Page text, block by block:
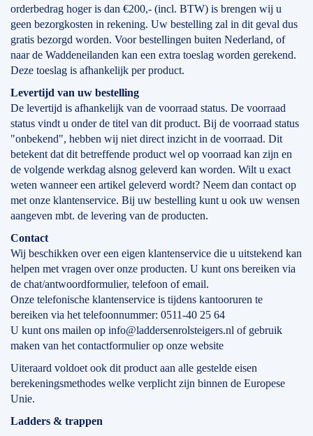
orderbedrag hoger is dan €200,- (incl. BTW) is brengen wij u
geen bezorgkosten in rekening. Uw bestelling zal in dit geval dus
gratis bezorgd worden. Voor bestellingen buiten Nederland, of
naar de Waddeneilanden kan een extra toeslag worden gerekend.
Deze toeslag is afhankelijk per product.
Levertijd van uw bestelling
De levertijd is afhankelijk van de voorraad status. De voorraad
status vindt u onder de titel van dit product. Bij de voorraad status
"onbekend", hebben wij niet direct inzicht in de voorraad. Dit
betekent dat dit betreffende product wel op voorraad kan zijn en
de volgende werkdag alsnog geleverd kan worden. Wilt u exact
weten wanneer een artikel geleverd wordt? Neem dan contact op
met onze klantenservice. Bij uw bestelling kunt u ook uw wensen
aangeven mbt. de levering van de producten.
Contact
Wij beschikken over een eigen klantenservice die u uitstekend kan
helpen met vragen over onze producten. U kunt ons bereiken via
de chat/antwoordformulier, telefoon of email.
Onze telefonische klantenservice is tijdens kantooruren te
bereiken via het telefoonnummer: 0511-40 25 64
U kunt ons mailen op info@laddersenrolsteigers.nl of gebruik
maken van het contactformulier op onze website
Uiteraard voldoet ook dit product aan alle gestelde eisen
berekeningsmethodes welke verplicht zijn binnen de Europese
Unie.
Ladders & trappen